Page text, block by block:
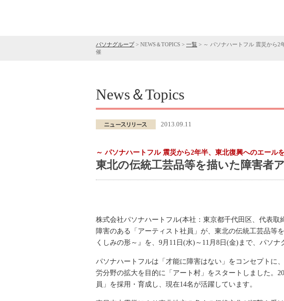
パソナグループ> NEWS＆TOPICS > 一覧 > ～ パソナハートフル 震災から2
催
News＆Topics
2013.09.11
～ パソナハートフル 震災から2年半、東北復興へのエール
東北の伝統工芸品等を描いた障害者
株式会社パソナハートフル(本社：東京都千代田区、代表取
障害のある「アーティスト社員」が、東北の伝統工芸品等
くしみの形～』を、9月11日(水)～11月8日(金)まで、パソ
パソナハートフルは「才能に障害はない」をコンセプトに
労分野の拡大を目的に「アート村」をスタートしました。
員」を採用・育成し、現在14名が活躍しています。